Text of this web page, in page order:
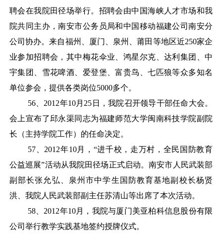
聘会在我院田径场举行。招聘会由中国海峡人才市场和我
院共同主办，南安市公务员局和中国移动福建公司南安分
公司协办。来自福州、厦门、泉州、莆田等地区近250家企
业参加招聘会，其中梅花伞业、鸿星尔克、达利集团、中
宇集团、雪花啤酒、爱登堡、富贵鸟、七匹狼等众多知名
单位参会，提供各类岗位5000多个。
56、 2012年10月25日，我院召开领导干部任命大会。
会上宣布了邱永渠同志为福建师范大学闽南科技学院副院
长（主持学院工作）的任命决定。
57、 2012年10月，“进千校，走万村，全民国防教育
公益巡展”活动从我院田径场正式启动。南安市人民武装部
副部长张允弘、泉州市中学生国防教育基地副校长杨贤
洪、我院人民武装部副主任苏清山等出席了本次活动。
58、 2012年10月，我院与厦门美亚柏科信息股份有限
公司举行教学实践基地签约授牌仪式。